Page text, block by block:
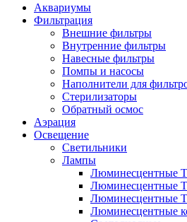
Аквариумы
Фильтрация
Внешние фильтры
Внутренние фильтры
Навесные фильтры
Помпы и насосы
Наполнители для
Стерилизаторы
Обратный осмос
Аэрация
Освещение
Светильники
Лампы
Люминесцентные
Люминесцентные
Люминесцентные
Люминесцентные